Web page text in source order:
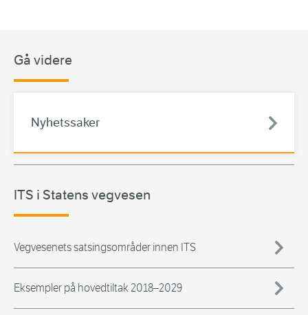
Gå videre
Nyhetssaker
ITS i Statens vegvesen
Vegvesenets satsingsområder innen ITS
Eksempler på hovedtiltak 2018–2029